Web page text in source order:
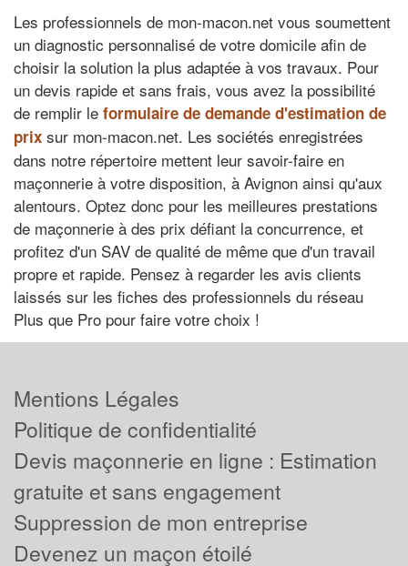
Les professionnels de mon-macon.net vous soumettent
un diagnostic personnalisé de votre domicile afin de
choisir la solution la plus adaptée à vos travaux. Pour
un devis rapide et sans frais, vous avez la possibilité
de remplir le formulaire de demande d'estimation de
prix sur mon-macon.net. Les sociétés enregistrées
dans notre répertoire mettent leur savoir-faire en
maçonnerie à votre disposition, à Avignon ainsi qu'aux
alentours. Optez donc pour les meilleures prestations
de maçonnerie à des prix défiant la concurrence, et
profitez d'un SAV de qualité de même que d'un travail
propre et rapide. Pensez à regarder les avis clients
laissés sur les fiches des professionnels du réseau
Plus que Pro pour faire votre choix !
Mentions Légales
Politique de confidentialité
Devis maçonnerie en ligne : Estimation
gratuite et sans engagement
Suppression de mon entreprise
Devenez un maçon étoilé